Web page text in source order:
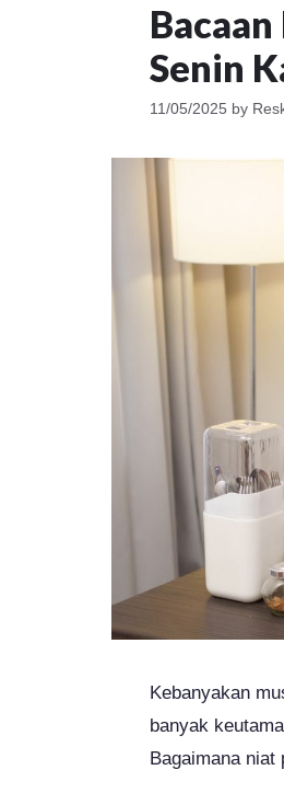
Senin
11/05/2025 by
Kebanyakan
banyak
Bagaimana niat